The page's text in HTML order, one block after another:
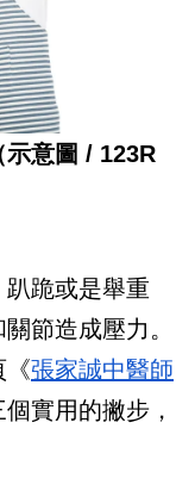
意圖 / 123R
跪或是舉重
節造成壓力。
《張家誠中醫師
實用的撇步，